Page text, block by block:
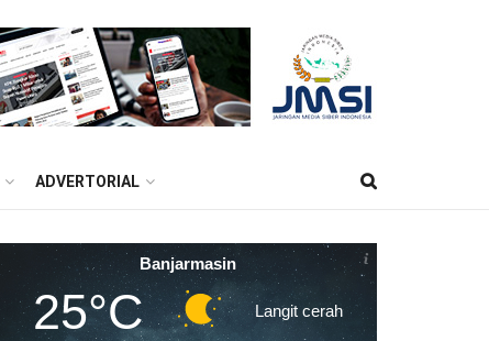
ADVERTORIAL
Banjarmasin
25°C Langit cerah